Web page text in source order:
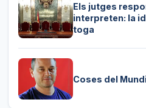
Els jutges
interpreten: la
toga
Coses del